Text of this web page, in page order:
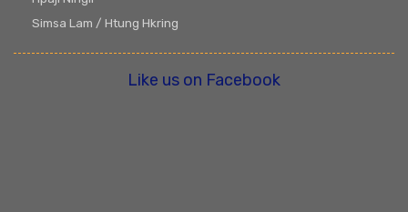
Simsa Lam / Htung Hkring
Like us on Facebook